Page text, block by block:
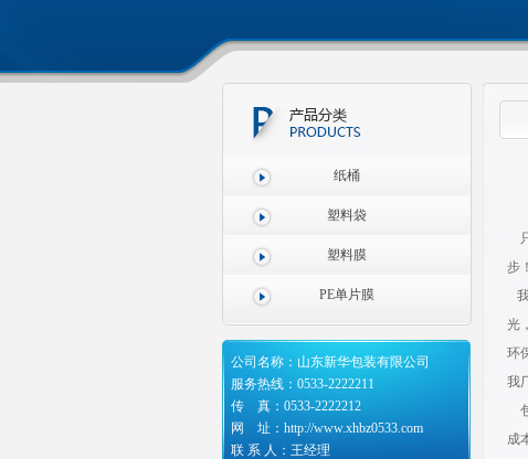
纸桶
塑料袋
塑料膜
PE单片膜
公司名称：山东新华包装有限公司
服务热线：0533-2222211
传 真：0533-2222212
网 址：http://www.xhbz0533.com
联 系 人：王经理
步
光
环
我
成